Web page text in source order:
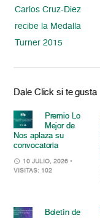
Carlos Cruz-Diez
recibe la Medalla
Turner 2015
Dale Click si te gusta
Premio Lo
Mejor de
Nos aplaza su
convocatoria
10 JULIO, 2026 •
VISITAS: 102
Boletín de